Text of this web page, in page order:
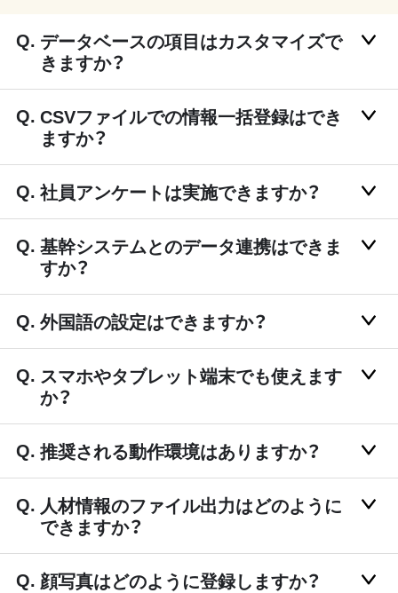
データベースの項目はカスタマイズで
きますか？
CSVファイルでの情報一括登録はでき
ますか？
社員アンケートは実施できますか？
基幹システムとのデータ連携はできま
すか？
外国語の設定はできますか？
スマホやタブレット端末でも使えます
か？
推奨される動作環境はありますか？
人材情報のファイル出力はどのように
できますか？
顔写真はどのように登録しますか？